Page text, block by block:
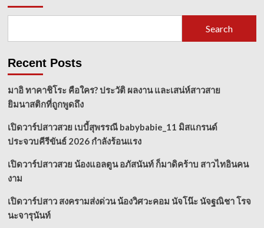
Search
Recent Posts
มาอิ ทาคาชิโระ คือใคร? ประวัติ ผลงาน และเสน่ห์สาวสาย
ยิมนาสติกที่ถูกพูดถึง
เปิดวาร์ปสาวสวย เบบี้สุพรรณี babybabie_11 มิสแกรนด์
ประจวบคีรีขันธ์ 2026 กำลังร้อนแรง
เปิดวาร์ปสาวสวย น้องแอลตูน อภัสนันท์ ก็มาดิคร้าบ สาวไทอินคน
งาม
เปิดวาร์ปสาว สงครามส่งด่วน น้องวิศวะคอม นัจโน๊ะ นัจฐณิชา โรจ
นะจารุนันท์